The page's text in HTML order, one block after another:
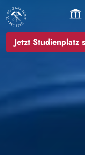
Jetzt Studienplatz
Bild